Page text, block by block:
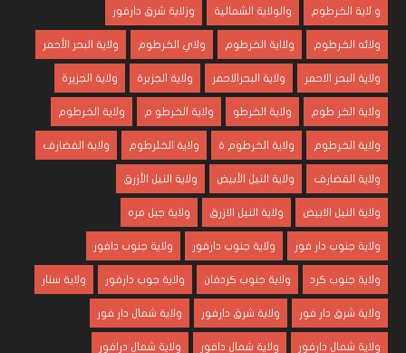
و لاية الخرطوم والولاية الشمالية وزلاية شرق دارفور
ولائه الخرطوم ولااية الخرطوم ولاي الخرطوم ولاية البحر الأحمر
ولاية البحر الاحمر ولاية البحرالاحمر ولاية الجزبرة ولاية الجزيرة
ولاية الخر طوم ولاية الخرطو ولاية الخرطو م ولاية الخرطوم
ولاية الخرطوم ولاية الخرطوم ة ولاية الخلرطوم ولاية الفضارف
ولاية القضارف ولاية النيل الأبيض ولاية النيل الأزرق
ولاية النيل الابيض ولاية النيل الازرق ولاية جبل مره
ولاية جنوب دار فور ولاية جنوب دارفور ولاية جنوب دافور
ولاية جنوب كرد ولاية جنوب كردفان ولاية جوب دارفور ولاية سنار
ولاية شرق دار فور ولاية شرق دارفور ولاية شمال دار فور
ولاية شمال دارفور ولاية شمال دافور ولاية شمال درافور